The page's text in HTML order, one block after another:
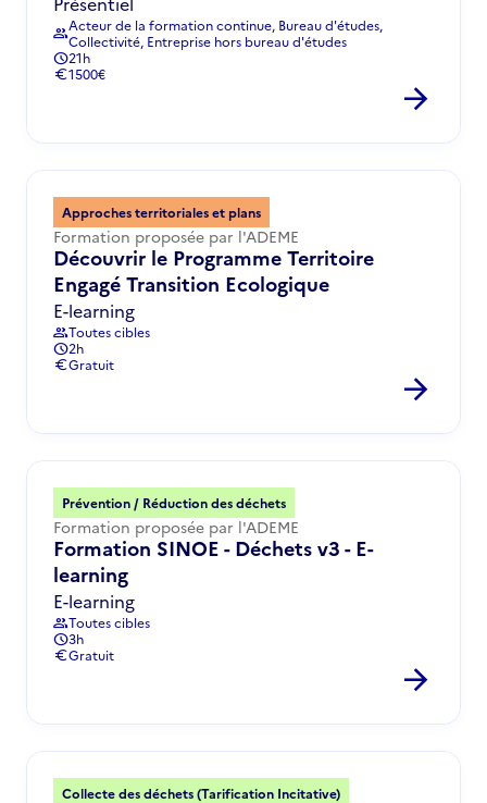
groupActeur de la formation continue, Bureau d'études,
Collectivité, Entreprise hors bureau d'études
schedule21h
euro1500€
arrow_forward
Approches territoriales et plans
Formation proposée par l'ADEME
Découvrir le Programme Territoire
Engagé Transition Ecologique
E-learning
groupToutes cibles
schedule2h
euroGratuit
arrow_forward
Prévention / Réduction des déchets
Formation proposée par l'ADEME
Formation SINOE - Déchets v3 - E-
learning
E-learning
groupToutes cibles
schedule3h
euroGratuit
arrow_forward
Collecte des déchets (Tarification Incitative)